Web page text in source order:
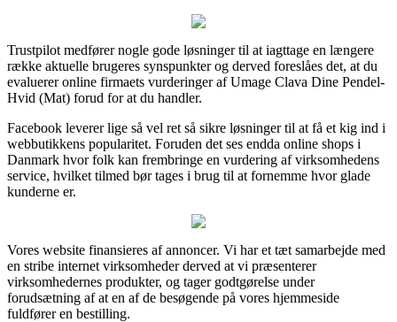
Trustpilot medfører nogle gode løsninger til at iagttage en længere
række aktuelle brugeres synspunkter og derved foreslåes det, at du
evaluerer online firmaets vurderinger af Umage Clava Dine Pendel-
Hvid (Mat) forud for at du handler.
Facebook leverer lige så vel ret så sikre løsninger til at få et kig ind i
webbutikkens popularitet. Foruden det ses endda online shops i
Danmark hvor folk kan frembringe en vurdering af virksomhedens
service, hvilket tilmed bør tages i brug til at fornemme hvor glade
kunderne er.
Vores website finansieres af annoncer. Vi har et tæt samarbejde med
en stribe internet virksomheder derved at vi præsenterer
virksomhedernes produkter, og tager godtgørelse under
forudsætning af at en af de besøgende på vores hjemmeside
fuldfører en bestilling.